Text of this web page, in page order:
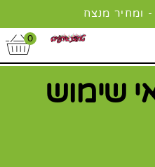
ומחיר מנצח
0
שימוש